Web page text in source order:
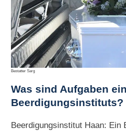
Bestatter Sarg
Was sind Aufgaben
Beerdigungsinstituts?
Beerdigungsinstitut Haan: Ein